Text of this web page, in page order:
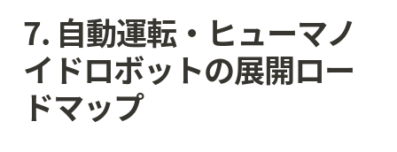
7. 自動運転・ヒューマノ
イドロボットの展開ロー
ドマップ